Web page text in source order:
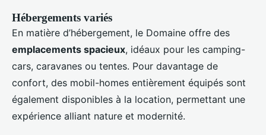
Hébergements variés
En matière d’hébergement, le Domaine offre des
emplacements spacieux, idéaux pour les camping-
cars, caravanes ou tentes. Pour davantage de
confort, des mobil-homes entièrement équipés sont
également disponibles à la location, permettant une
expérience alliant nature et modernité.